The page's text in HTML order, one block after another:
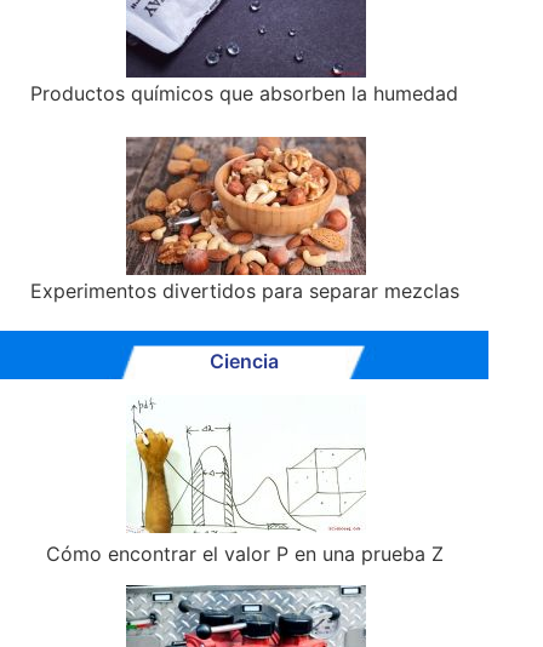
Productos químicos que absorben la humedad
Experimentos divertidos para separar mezclas
Ciencia
Cómo encontrar el valor P en una prueba Z